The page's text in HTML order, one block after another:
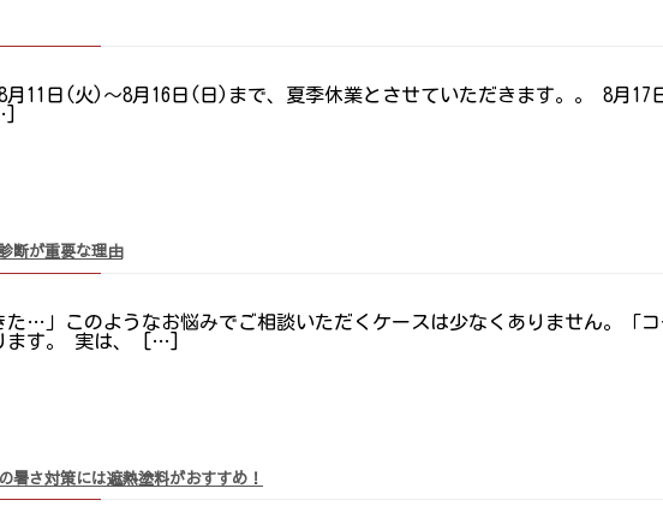
月11日(火)～8月16日(日)まで、夏季休業とさせていただきます。。 8月
断が重要な理由
た…」このようなお悩みでご相談いただくケースは少なくありません。「
ます。 実は、 […]
暑さ対策には遮熱塗料がおすすめ！